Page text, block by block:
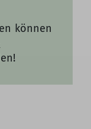
können